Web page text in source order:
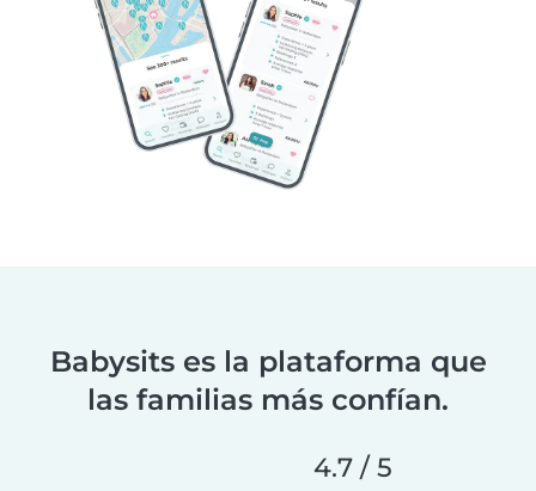
Babysits es la plataforma que
las familias más confían.
4.7 / 5